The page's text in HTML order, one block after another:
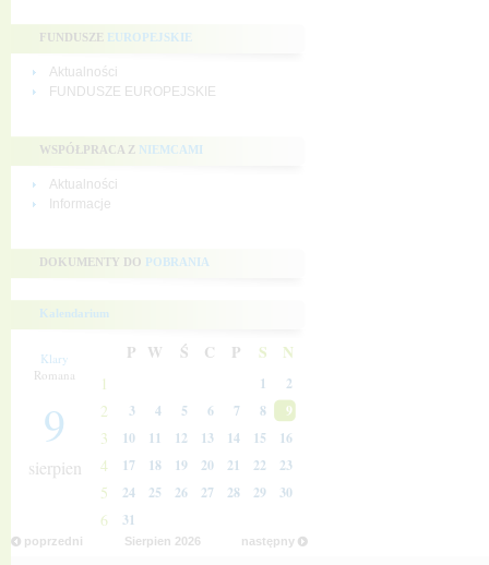
FUNDUSZE EUROPEJSKIE
Aktualności
FUNDUSZE EUROPEJSKIE
WSPÓŁPRACA Z NIEMCAMI
Aktualności
Informacje
DOKUMENTY DO POBRANIA
Kalendarium
Klary
Romana
9
sierpien
P W Ś C P S N
1 1 2
2 3 4 5 6 7 8 9
3 10 11 12 13 14 15 16
4 17 18 19 20 21 22 23
5 24 25 26 27 28 29 30
6 31
poprzedni następny
Sierpien 2026